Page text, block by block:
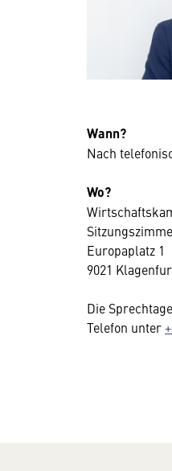
Wann?
Nach
Wo?
Europaplatz 1
9021
Die
Telefon unter